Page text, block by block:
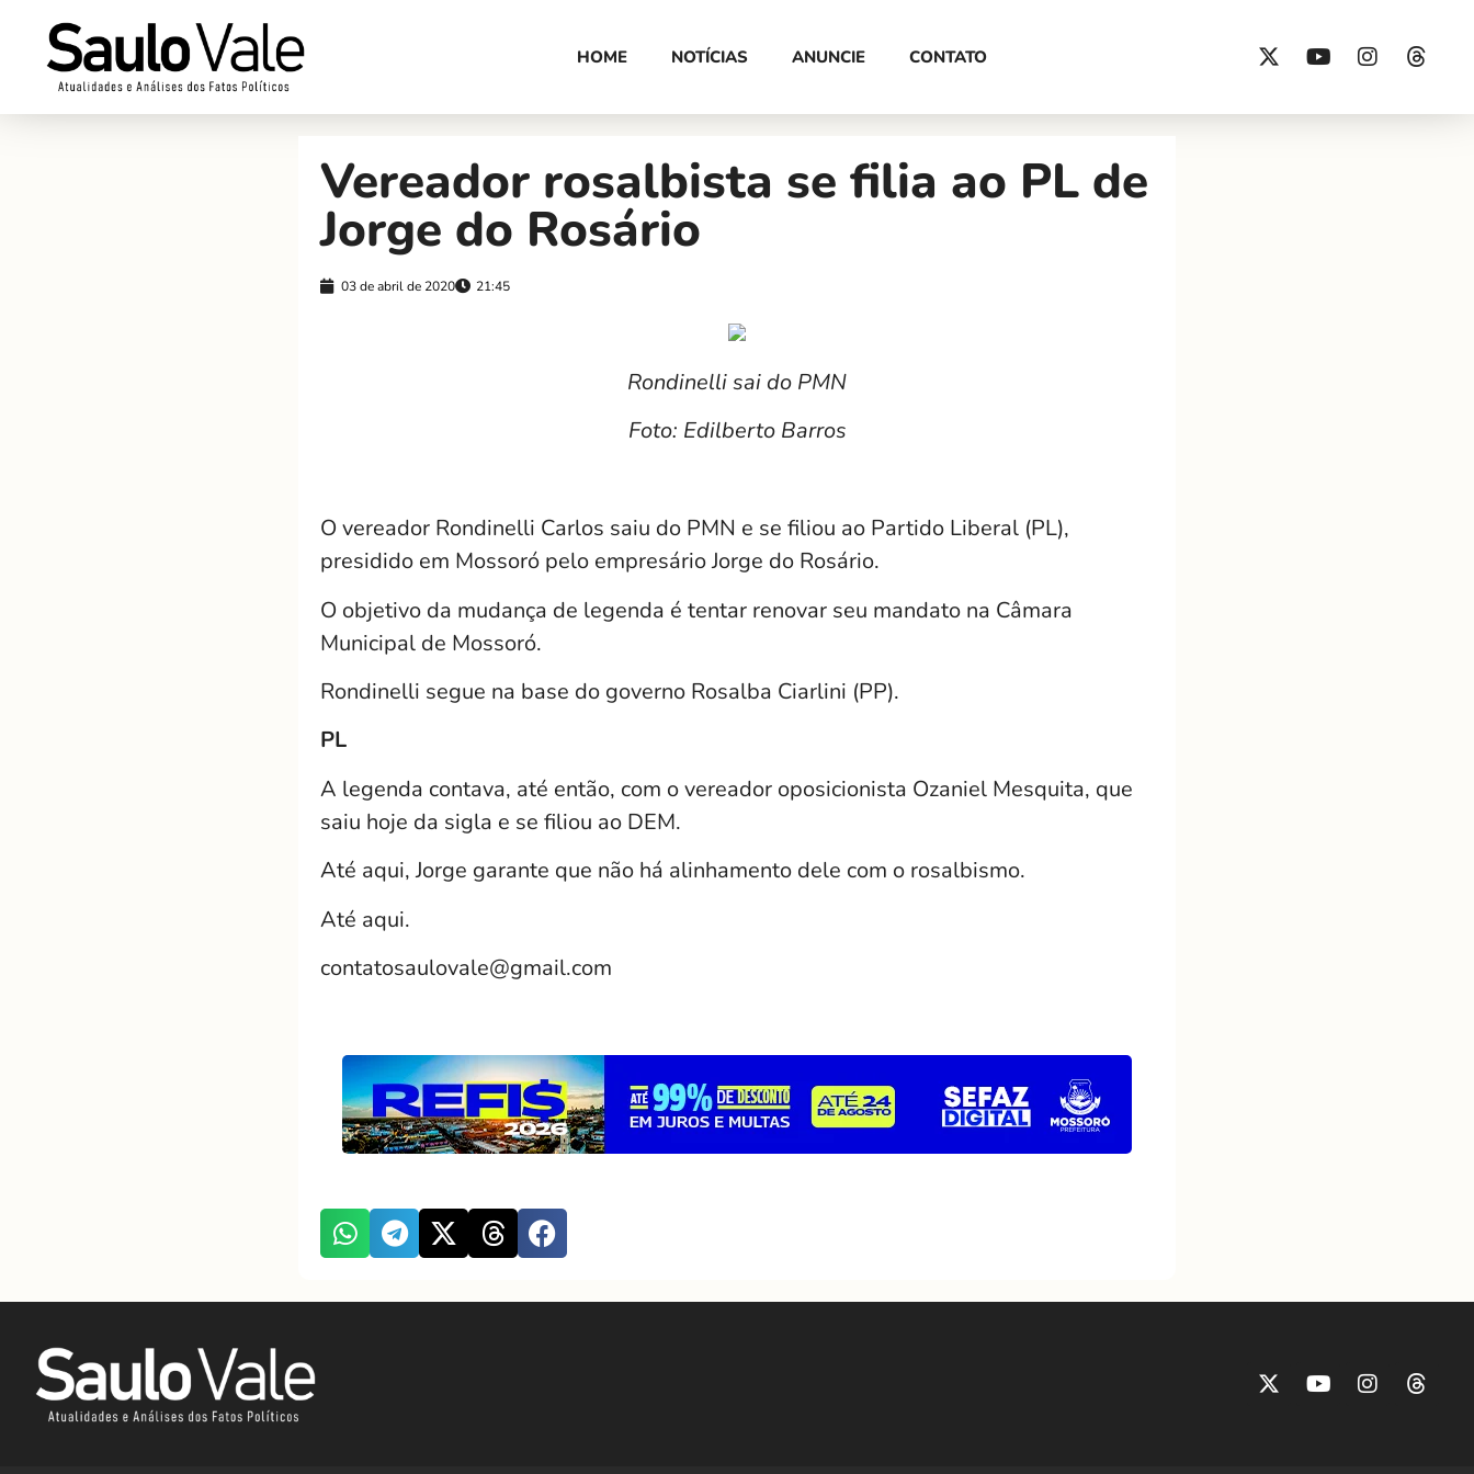
HOME NOTÍCIAS ANUNCIE CONTATO
Vereador rosalbista se filia ao PL de
Jorge do Rosário
03 de abril de 2020 21:45
Rondinelli sai do PMN
Foto: Edilberto Barros
O vereador Rondinelli Carlos saiu do PMN e se filiou ao Partido Liberal (PL),
presidido em Mossoró pelo empresário Jorge do Rosário.
O objetivo da mudança de legenda é tentar renovar seu mandato na Câmara
Municipal de Mossoró.
Rondinelli segue na base do governo Rosalba Ciarlini (PP).
PL
A legenda contava, até então, com o vereador oposicionista Ozaniel Mesquita, que
saiu hoje da sigla e se filiou ao DEM.
Até aqui, Jorge garante que não há alinhamento dele com o rosalbismo.
Até aqui.
contatosaulovale@gmail.com